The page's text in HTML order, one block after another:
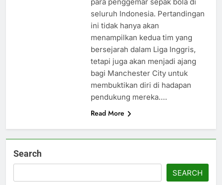
seluruh Indonesia. Pertandingan
ini tidak hanya akan
menampilkan kedua tim yang
bersejarah dalam Liga Inggris,
tetapi juga akan menjadi ajang
bagi Manchester City untuk
membuktikan diri di hadapan
pendukung mereka….
Read More
Search
SEARCH